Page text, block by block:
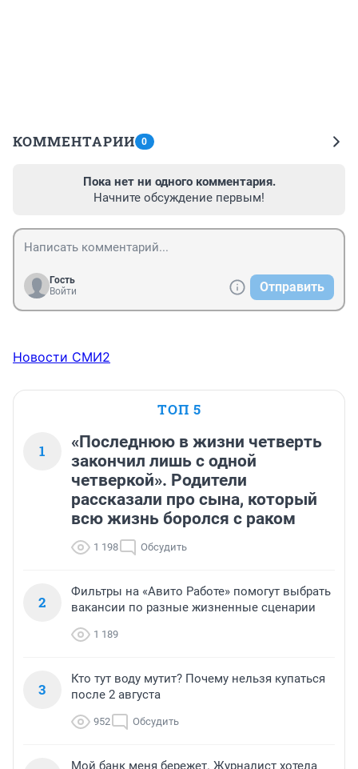
КОММЕНТАРИИ 0
Пока нет ни одного комментария.
Начните обсуждение первым!
Гость
Войти
Отправить
Новости СМИ2
ТОП 5
1
«Последнюю в жизни четверть
закончил лишь с одной
четверкой». Родители
рассказали про сына, который
всю жизнь боролся с раком
1 198 Обсудить
2
Фильтры на «Авито Работе» помогут выбрать
вакансии по разные жизненные сценарии
1 189
3
Кто тут воду мутит? Почему нельзя купаться
после 2 августа
952 Обсудить
Мой банк меня бережет. Журналист хотела